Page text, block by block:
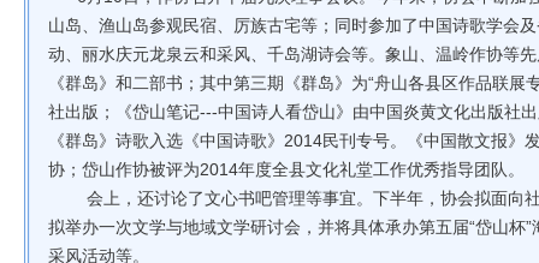
山岛、渔山岛参观民宿、厉族古宅等；同时参加了中国诗歌学会
动、丽水庆元龙泉云和采风、千岛湖诗会等。象山、温岭作协等
《群岛》和二部书；其中第三期《群岛》为“舟山各县区作品联
社出版；《岱山笔记---中国诗人看岱山》由中国炎黄文化出版社
《群岛》诗歌入选《中国诗歌》2014民刊专号。《中国散文报
协；岱山作协被评为2014年度全县文化礼堂工作优秀指导团队。
会上，还讨论了文心书吧管理等事宜。下半年，协会拟面向社
拟举办一次文学与地域文学研讨会，并将具体承办第五届“岱山杯
采风活动等。